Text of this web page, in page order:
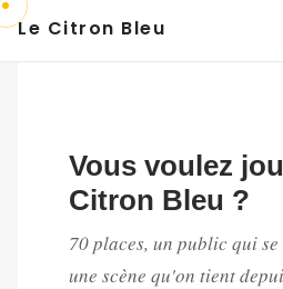
Le Citron Bleu
Vous voulez
Citron Bleu ?
70 places, un public qui
une scène qu'on tient